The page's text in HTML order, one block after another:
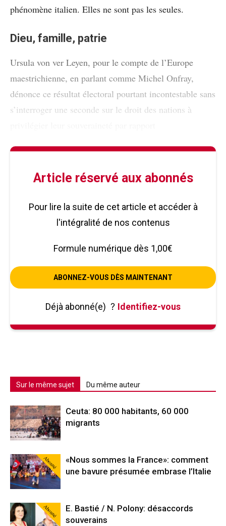
phénomène italien. Elles ne sont pas les seules.
Dieu, famille, patrie
Ursula von ver Leyen, pour le compte de l’Europe
maestrichienne, en parlant comme Michel Onfray,
dénonce ce résultat électoral pourtant incontestable sans
s’interroger une seconde sur le droit des nations à
Article réservé aux abonnés
Pour lire la suite de cet article et accéder à
l'intégralité de nos contenus
Formule numérique dès 1,00€
ABONNEZ-VOUS DÈS MAINTENANT
Déjà abonné(e) ? Identifiez-vous
Sur le même sujet Du même auteur
Ceuta: 80 000 habitants, 60 000
migrants
Abonné
«Nous sommes la France»: comment
une bavure présumée embrase l’Italie
Abonné
E. Bastié / N. Polony: désaccords
souverains